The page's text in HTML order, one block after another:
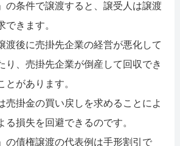
の条件で譲渡すると、譲受人は譲渡
できます。
渡後に売掛先企業の経営が悪化して
り、売掛先企業が倒産して回収でき
とがあります。
売掛金の買い戻しを求めることによ
る損失を回避できるのです。
の債権譲渡の代表例は手形割引で